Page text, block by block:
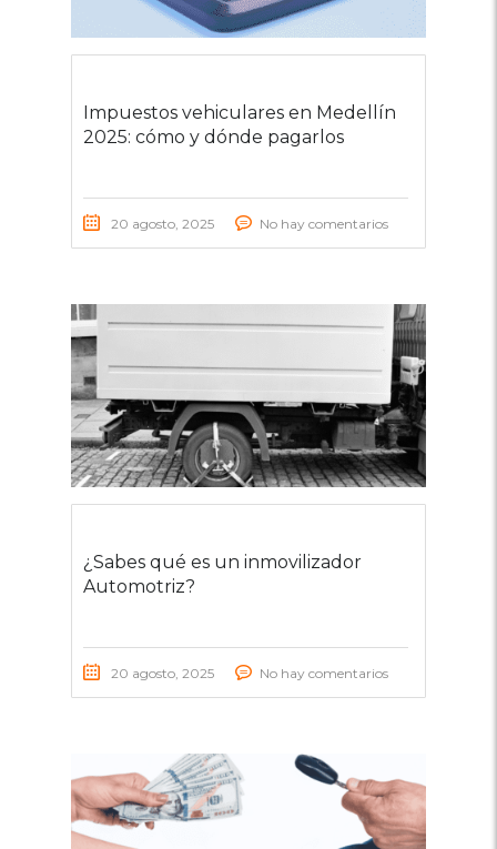
Impuestos vehiculares en Medellín
2025: cómo y dónde pagarlos
20 agosto, 2025 No hay comentarios
¿Sabes qué es un inmovilizador
Automotriz?
20 agosto, 2025 No hay comentarios